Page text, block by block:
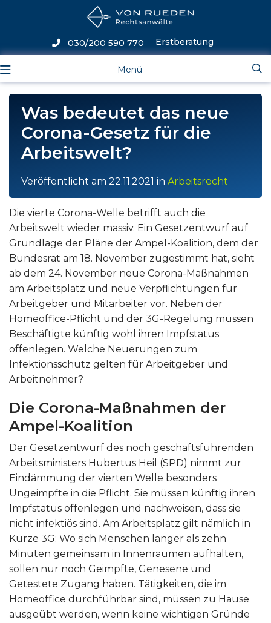
Menü
030/200 590 770 Erstberatung
Was bedeutet das neue
Corona-Gesetz für die
Arbeitswelt?
Veröffentlicht am 22.11.2021 in Arbeitsrecht
Die vierte Corona-Welle betrifft auch die
Arbeitswelt wieder massiv. Ein Gesetzentwurf auf
Grundlage der Pläne der Ampel-Koalition, dem der
Bundesrat am 18. November zugestimmt hat, sieht
ab dem 24. November neue Corona-Maßnahmen
am Arbeitsplatz und neue Verpflichtungen für
Arbeitgeber und Mitarbeiter vor. Neben der
Homeoffice-Pflicht und der 3G-Regelung müssen
Beschäftigte künftig wohl ihren Impfstatus
offenlegen. Welche Neuerungen zum
Infektionsschutz gelten für Arbeitgeber und
Arbeitnehmer?
Die Corona-Maßnahmen der
Ampel-Koalition
Der Gesetzentwurf des noch geschäftsführenden
Arbeitsministers Hubertus Heil (SPD) nimmt zur
Eindämmung der vierten Welle besonders
Ungeimpfte in die Pflicht. Sie müssen künftig ihren
Impfstatus offenlegen und nachweisen, dass sie
nicht infektiös sind. Am Arbeitsplatz gilt nämlich in
Kürze 3G: Wo sich Menschen länger als zehn
Minuten gemeinsam in Innenräumen aufhalten,
sollen nur noch Geimpfte, Genesene und
Getestete Zugang haben. Tätigkeiten, die im
Homeoffice durchführbar sind, müssen zu Hause
ausgeübt werden, wenn keine wichtigen Gründe